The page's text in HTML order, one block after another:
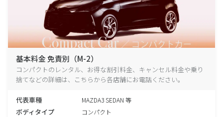
基本料金 免責別（M-2）
コンパクトのレンタル、お得な割引料金、キャンセル料金や乗り
捨てなどの詳細は、こちらから各店舗にお電話ください。
代表車種 MAZDA3 SEDAN 等
ボディタイプ コンパクト